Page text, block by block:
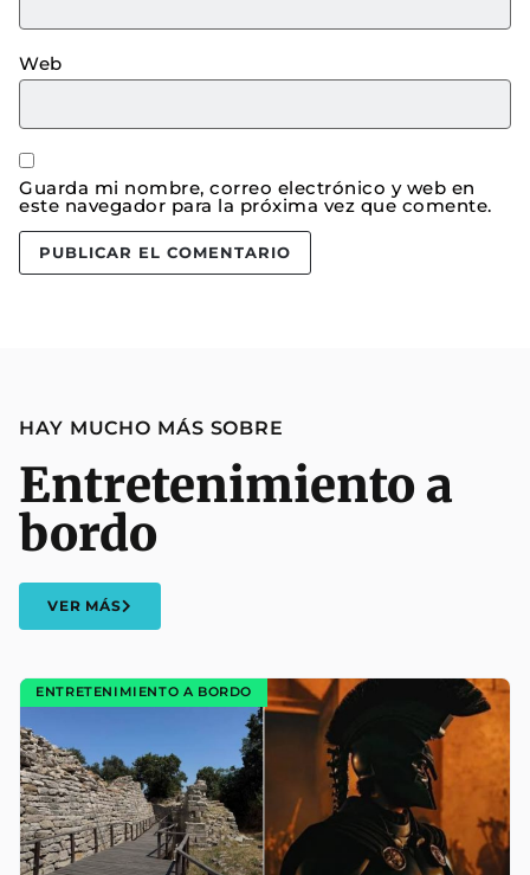
Web
Guarda mi nombre, correo electrónico y web en
este navegador para la próxima vez que comente.
HAY MUCHO MÁS SOBRE
Entretenimiento a
bordo
VER MÁS
ENTRETENIMIENTO A BORDO